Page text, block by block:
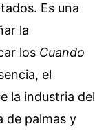
Es una
la
los Cuando
el
la industria del
de palmas y